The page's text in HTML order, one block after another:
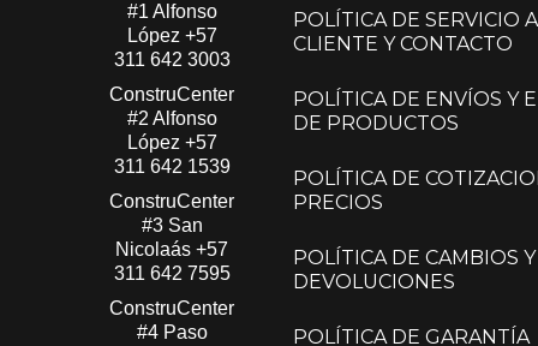
#1 Alfonso
López​ +57
311 642 3003
ConstruCenter
#2 Alfonso
López​ +57
311 642 1539
ConstruCenter
#3 San
Nicolaás​+57
311 642 7595
ConstruCenter
#4 Paso
POLÍTICA DE SERVICIO
CLIENTE Y CONTACTO
POLÍTICA DE ENVÍOS Y
DE PRODUCTOS
POLÍTICA DE
PRECIOS
POLÍTICA DE CAMBIOS Y
DEVOLUCIONES
POLÍTICA DE GARANTÍA